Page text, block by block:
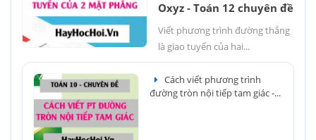
Oxyz - Toán 12 chuyên đề
Viết phương trình đường thẳng
là giao tuyến của hai...
Cách viết phương trình
đường tròn nội tiếp tam giác -...